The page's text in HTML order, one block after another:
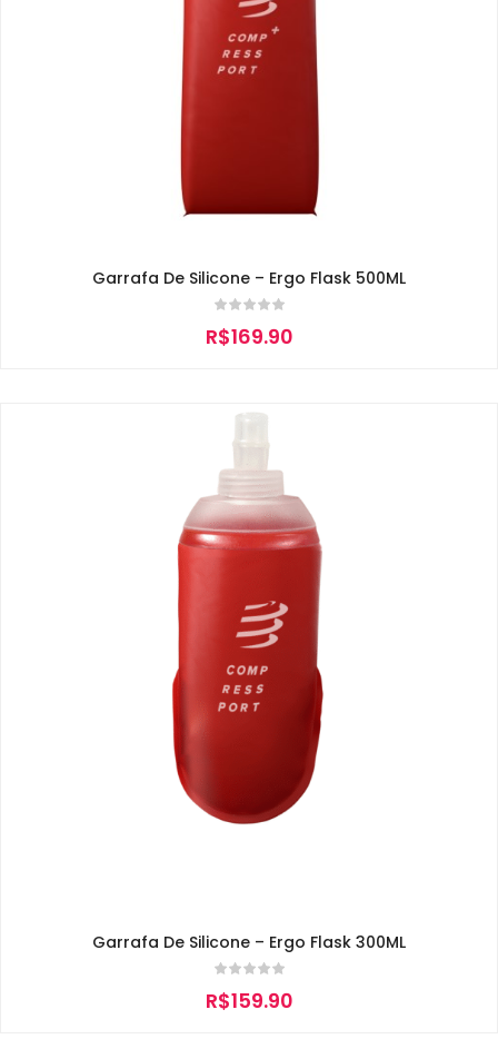
Garrafa De Silicone – Ergo Flask 500ML
R$169.90
Garrafa De Silicone – Ergo Flask 300ML
R$159.90